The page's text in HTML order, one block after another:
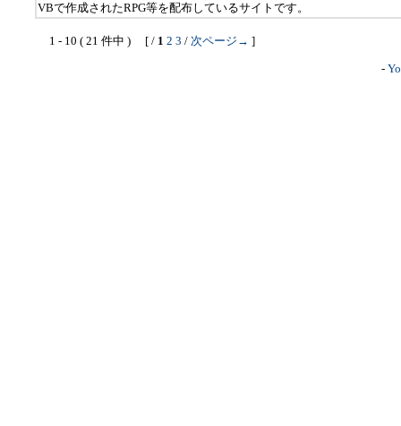
VBで作成されたRPG等を配布しているサイトです。
1 - 10 ( 21 件中 ) [ / 1 2 3 /次ページ→ ]
-